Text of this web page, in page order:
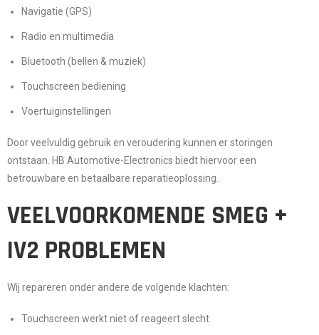
Navigatie (GPS)
Radio en multimedia
Bluetooth (bellen & muziek)
Touchscreen bediening
Voertuiginstellingen
Door veelvuldig gebruik en veroudering kunnen er storingen
ontstaan. HB Automotive-Electronics biedt hiervoor een
betrouwbare en betaalbare reparatieoplossing
VEELVOORKOMENDE SMEG +
IV2 PROBLEMEN
Wij repareren onder andere de volgende klachten:
Touchscreen werkt niet of reageert slecht